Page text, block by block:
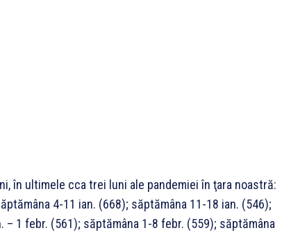
în ultimele cca trei luni ale pandemiei în ţara noastră:
4-11 ian. (668); săptămâna 11-18 ian. (546);
– 1 febr. (561); săptămâna 1-8 febr. (559); săptămâna